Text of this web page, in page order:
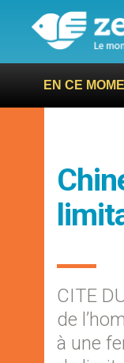
EN CE
du pape à
CITE
de
à une